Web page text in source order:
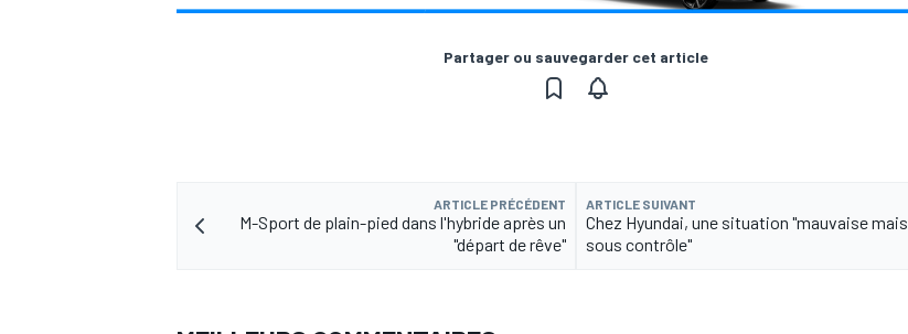
Partager ou sauvegarder cet article
ARTICLE PRÉCÉDENT
M-Sport de plain-pied dans l'hybride après un
"départ de rêve"
ARTICLE SUIVANT
Chez Hyundai, une situation "mauvaise mais
sous contrôle"